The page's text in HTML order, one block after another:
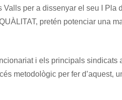
per a dissenyar el seu I Pla
pretén potenciar una
i els principals sindicats
metodològic per fer d’aquest,